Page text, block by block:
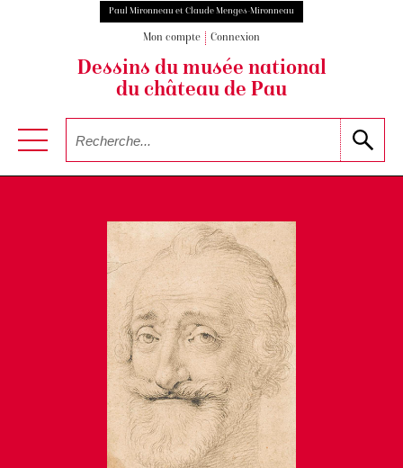
Paul Mironneau et Claude Menges-Mironneau
Mon compte Connexion
Dessins du musée national
du château de Pau